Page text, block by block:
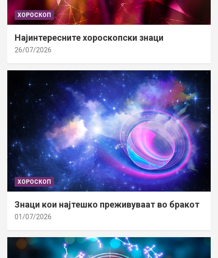
ХОРОСКОП
Најинтересните хороскопски знаци
26/07/2026
ХОРОСКОП
Знаци кои најтешко преживуваат во бракот
01/07/2026